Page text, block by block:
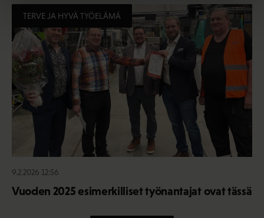
TERVE JA HYVÄ TYÖELÄMÄ
9.2.2026 12:56
Vuoden 2025 esimerkilliset työnantajat ovat tässä